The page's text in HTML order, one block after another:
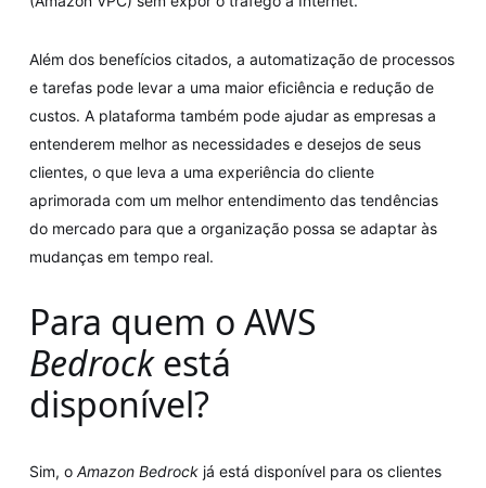
Além dos benefícios citados, a automatização de processos
e tarefas pode levar a uma maior eficiência e redução de
custos. A plataforma também pode ajudar as empresas a
entenderem melhor as necessidades e desejos de seus
clientes, o que leva a uma experiência do cliente
aprimorada com um melhor entendimento das tendências
do mercado para que a organização possa se adaptar às
mudanças em tempo real.
Para quem o AWS
Bedrockestá
disponível?
Sim, o Amazon Bedrockjá está disponível para os clientes